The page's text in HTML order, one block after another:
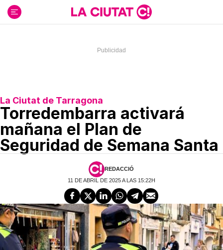
contenido
La Ciutat de Tarragona
Torredembarra activará
mañana el Plan de
Seguridad de Semana Santa
REDACCIÓ
11 DE ABRIL DE 2025 A LAS 15:22H